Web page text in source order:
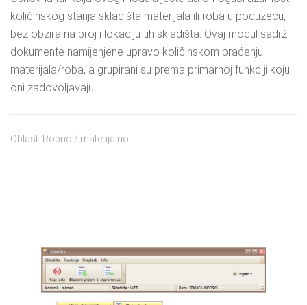
količinskog stanja skladišta materijala ili roba u poduzeću,
bez obzira na broj i lokaciju tih skladišta. Ovaj modul sadrži
dokumente namijenjene upravo količinskom praćenju
materijala/roba, a grupirani su prema primarnoj funkciji koju
oni zadovoljavaju.
Oblast: Robno / materijalno